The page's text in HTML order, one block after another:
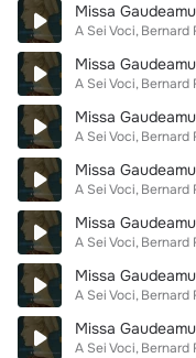
Missa
A Sei Voci Bernard
Missa
A Sei Voci Bernard
Missa
A Sei Voci Bernard
Missa
A Sei Voci Bernard
Missa
A Sei Voci Bernard
Missa
A Sei Voci Bernard
Missa
A Sei Voci Bernard